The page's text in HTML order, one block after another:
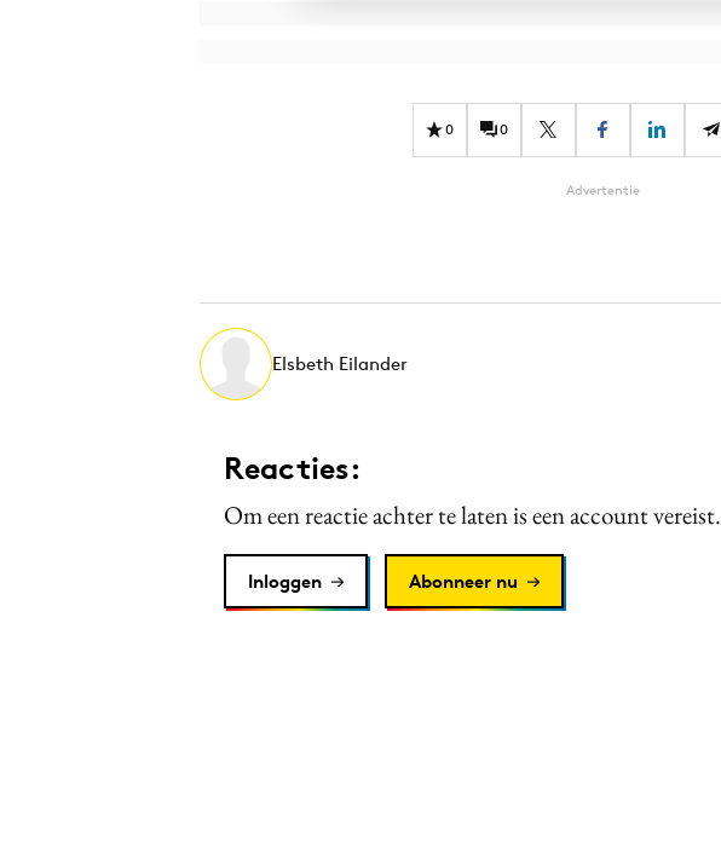
0 0
Advertentie
Elsbeth Eilander
Reacties:
Om een reactie achter te laten is een account vereist.
Inloggen Abonneer nu